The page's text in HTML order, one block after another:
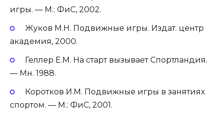
игры. — М.: ФиС, 2002.
Жуков М.Н. Подвижные игры. Издат. центр
академия, 2000.
Геллер Е.М. На старт вызывает Спортландия.
— Мн. 1988.
Коротков И.М. Подвижные игры в занятиях
спортом. — М.: ФиС, 2001.